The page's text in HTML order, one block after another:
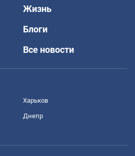
Жизнь
Блоги
Все новости
Харьков
Днепр